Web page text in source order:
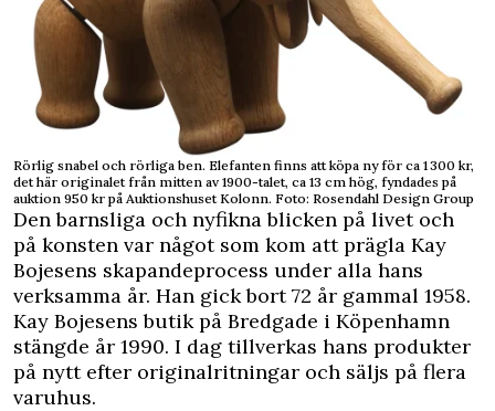
Rörlig snabel och rörliga ben. Elefanten finns att köpa ny för ca 1 300 kr,
det här originalet från mitten av 1900-talet, ca 13 cm hög, fyndades på
auktion 950 kr på Auktionshuset Kolonn. Foto: Rosendahl Design Group
Den barnsliga och nyfikna blicken på livet och
på konsten var något som kom att prägla Kay
Bojesens skapandeprocess under alla hans
verksamma år. Han gick bort 72 år gammal 1958.
Kay Bojesens butik på Bredgade i Köpenhamn
stängde år 1990. I dag tillverkas hans produkter
på nytt efter originalritningar och säljs på flera
varuhus.